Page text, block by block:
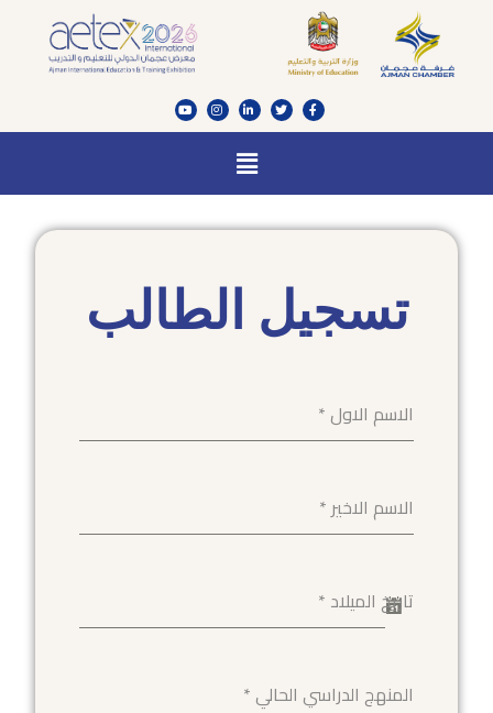
تسجيل الطالب
الاسم الاول *
الاسم الاخير*
تاريخ الميلاد *
المنهج الدراسي الحالي *